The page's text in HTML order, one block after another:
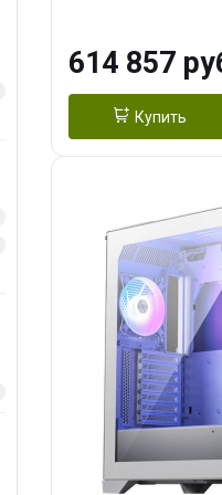
Turbo/ 1 ТБ
614 857
Купить